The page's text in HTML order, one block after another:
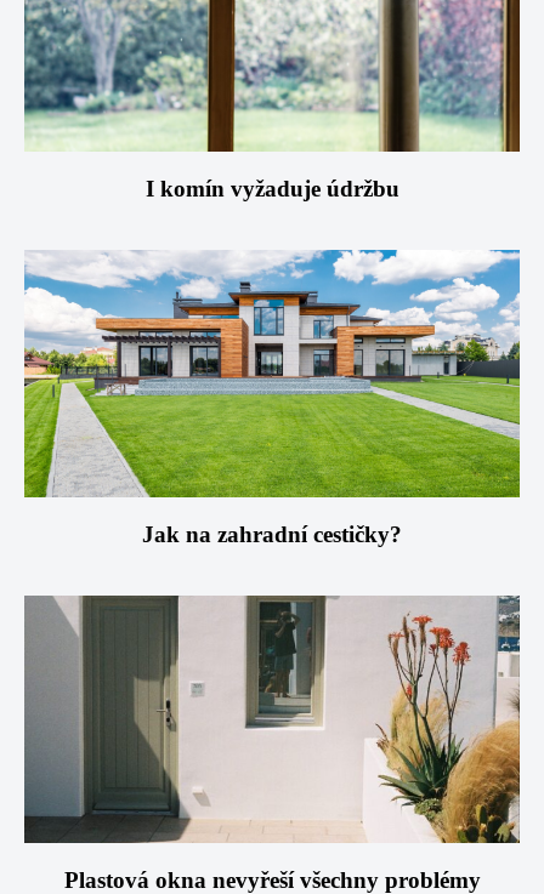
I komín vyžaduje údržbu
Jak na zahradní cestičky?
Plastová okna nevyřeší všechny problémy